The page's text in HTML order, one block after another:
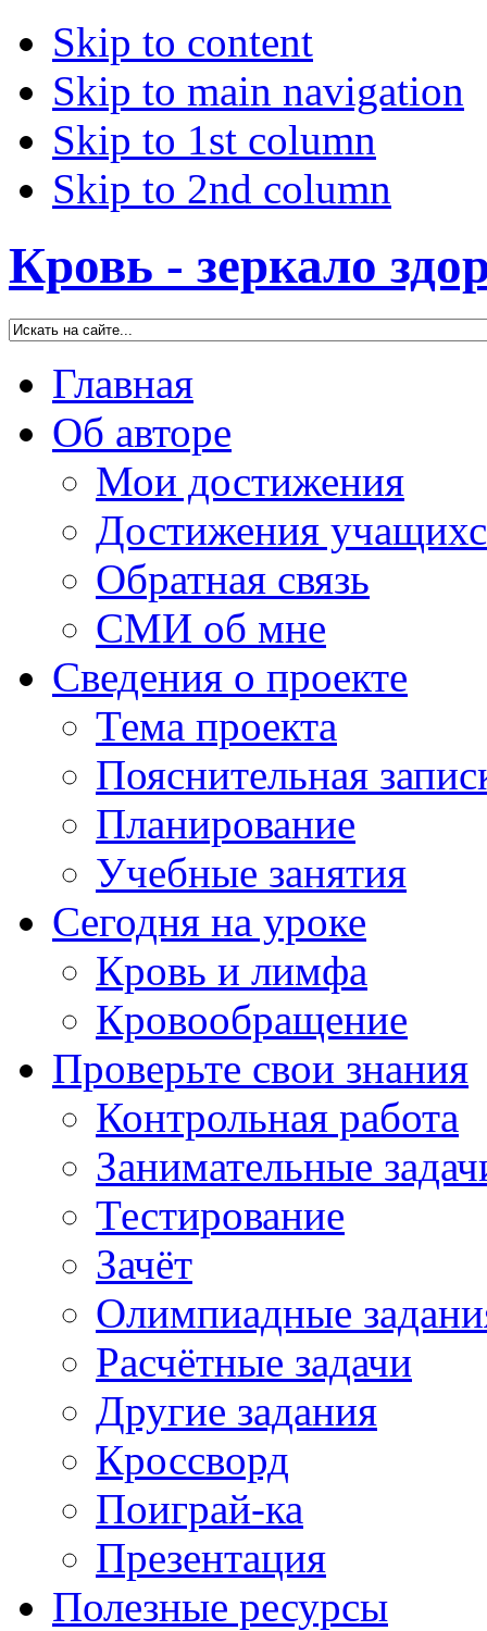
Skip to content
Skip to main navigation
Skip to 1st column
Skip to 2nd column
Кровь - зеркало
Главная
Об авторе
Мои достижения
Достижения
Обратная связь
СМИ об мне
Сведения о проекте
Тема проекта
Пояснительная
Планирование
Учебные занятия
Сегодня на уроке
Кровь и лимфа
Кровообращение
Проверьте свои знания
Контрольная работа
Занимательные
Тестирование
Зачёт
Олимпиадные
Расчётные задачи
Другие задания
Кроссворд
Поиграй-ка
Презентация
Полезные ресурсы